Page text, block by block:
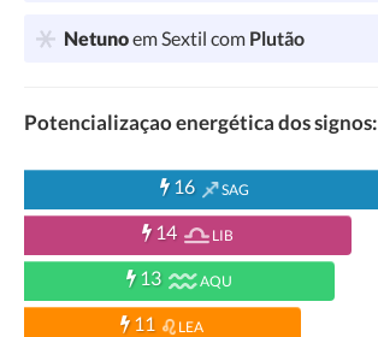
Netunoem Sextil com Plutão
Potencializaçao energética dos signos:
16 SAG
14 LIB
13 AQU
11 LEA